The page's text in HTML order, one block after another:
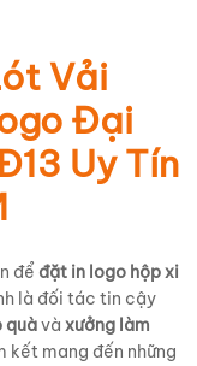
Vải
Đại
Uy Tín
để đặt in logo hộp xi
là đối tác tin cậy
quàvà xưởng làm
kết mang đến những